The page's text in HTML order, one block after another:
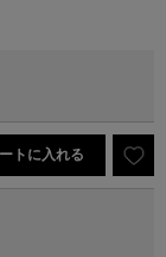
トに入れる